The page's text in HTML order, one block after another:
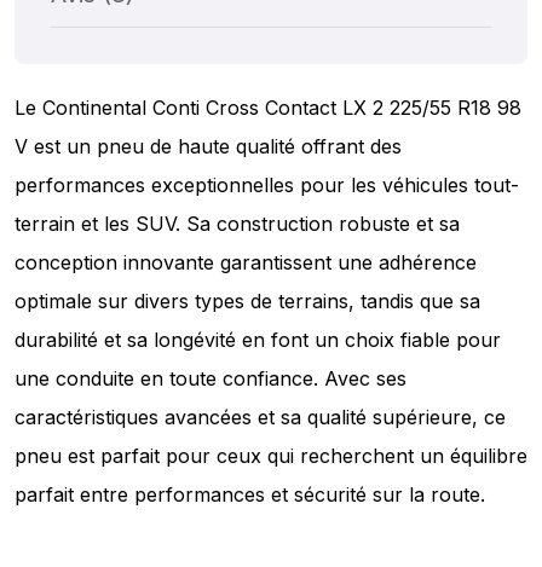
Le Continental Conti Cross Contact LX 2 225/55 R18 98
V est un pneu de haute qualité offrant des
performances exceptionnelles pour les véhicules tout-
terrain et les SUV. Sa construction robuste et sa
conception innovante garantissent une adhérence
optimale sur divers types de terrains, tandis que sa
durabilité et sa longévité en font un choix fiable pour
une conduite en toute confiance. Avec ses
caractéristiques avancées et sa qualité supérieure, ce
pneu est parfait pour ceux qui recherchent un équilibre
parfait entre performances et sécurité sur la route.